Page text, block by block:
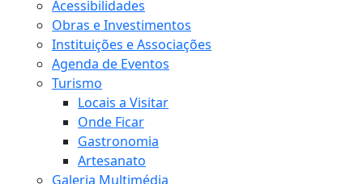
Acessibilidades
Obras e Investimentos
Instituições e Associações
Agenda de Eventos
Turismo
Locais a Visitar
Onde Ficar
Gastronomia
Artesanato
Galeria Multimédia